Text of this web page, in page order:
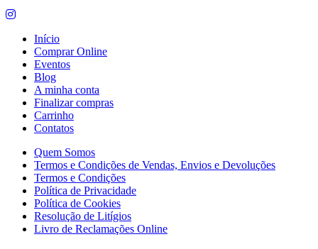
Início
Comprar Online
Eventos
Blog
A minha conta
Finalizar compras
Carrinho
Contatos
Quem Somos
Termos e Condições de Vendas, Envios e Devoluções
Termos e Condições
Política de Privacidade
Política de Cookies
Resolução de Litígios
Livro de Reclamações Online